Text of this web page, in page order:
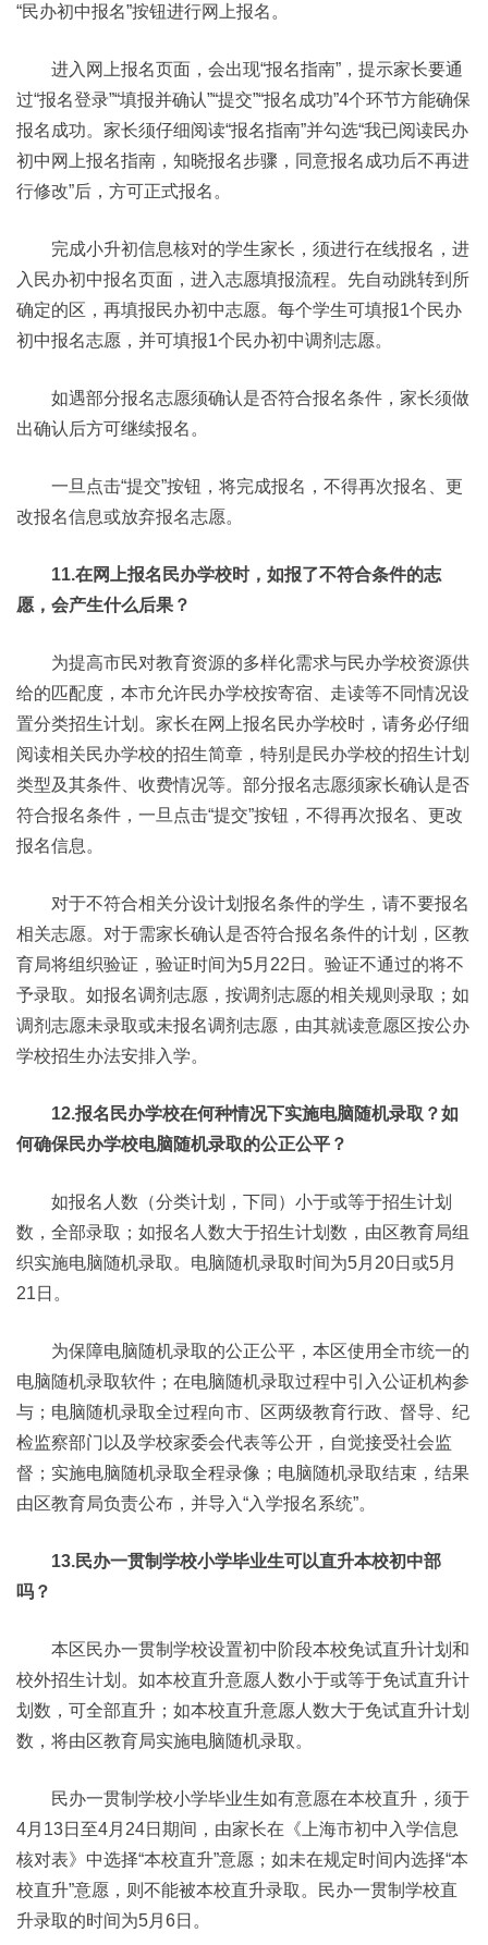
“民办初中报名”按钮进行网上报名。
进入网上报名页面，会出现“报名指南”，提示家长要通
过“报名登录”“填报并确认”“提交”“报名成功”4个环节方能确保
报名成功。家长须仔细阅读“报名指南”并勾选“我已阅读民办
初中网上报名指南，知晓报名步骤，同意报名成功后不再进
行修改”后，方可正式报名。
完成小升初信息核对的学生家长，须进行在线报名，进
入民办初中报名页面，进入志愿填报流程。先自动跳转到所
确定的区，再填报民办初中志愿。每个学生可填报1个民办
初中报名志愿，并可填报1个民办初中调剂志愿。
如遇部分报名志愿须确认是否符合报名条件，家长须做
出确认后方可继续报名。
一旦点击“提交”按钮，将完成报名，不得再次报名、更
改报名信息或放弃报名志愿。
11.在网上报名民办学校时，如报了不符合条件的志
愿，会产生什么后果？
为提高市民对教育资源的多样化需求与民办学校资源供
给的匹配度，本市允许民办学校按寄宿、走读等不同情况设
置分类招生计划。家长在网上报名民办学校时，请务必仔细
阅读相关民办学校的招生简章，特别是民办学校的招生计划
类型及其条件、收费情况等。部分报名志愿须家长确认是否
符合报名条件，一旦点击“提交”按钮，不得再次报名、更改
报名信息。
对于不符合相关分设计划报名条件的学生，请不要报名
相关志愿。对于需家长确认是否符合报名条件的计划，区教
育局将组织验证，验证时间为5月22日。验证不通过的将不
予录取。如报名调剂志愿，按调剂志愿的相关规则录取；如
调剂志愿未录取或未报名调剂志愿，由其就读意愿区按公办
学校招生办法安排入学。
12.报名民办学校在何种情况下实施电脑随机录取？如
何确保民办学校电脑随机录取的公正公平？
如报名人数（分类计划，下同）小于或等于招生计划
数，全部录取；如报名人数大于招生计划数，由区教育局组
织实施电脑随机录取。电脑随机录取时间为5月20日或5月
21日。
为保障电脑随机录取的公正公平，本区使用全市统一的
电脑随机录取软件；在电脑随机录取过程中引入公证机构参
与；电脑随机录取全过程向市、区两级教育行政、督导、纪
检监察部门以及学校家委会代表等公开，自觉接受社会监
督；实施电脑随机录取全程录像；电脑随机录取结束，结果
由区教育局负责公布，并导入“入学报名系统”。
13.民办一贯制学校小学毕业生可以直升本校初中部
吗？
本区民办一贯制学校设置初中阶段本校免试直升计划和
校外招生计划。如本校直升意愿人数小于或等于免试直升计
划数，可全部直升；如本校直升意愿人数大于免试直升计划
数，将由区教育局实施电脑随机录取。
民办一贯制学校小学毕业生如有意愿在本校直升，须于
4月13日至4月24日期间，由家长在《上海市初中入学信息
核对表》中选择“本校直升”意愿；如未在规定时间内选择“本
校直升”意愿，则不能被本校直升录取。民办一贯制学校直
升录取的时间为5月6日。